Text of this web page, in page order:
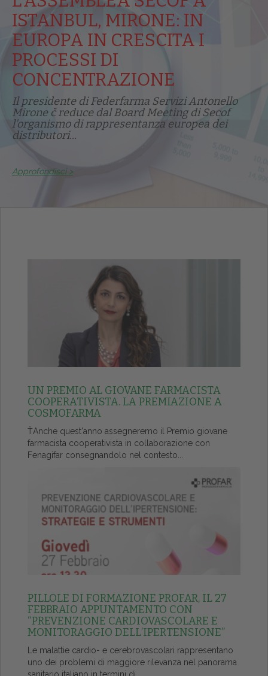
ISTANBUL, MIRONE: IN
EUROPA IN CRESCITA I
PROCESSI DI
CONCENTRAZIONE
Il presidente di Federfarma Servizi Antonello
Mirone č reduce dal Board Meeting di Secof
l'organismo di rappresentanza europea dei
distributori...
Approfondisci >
UN PREMIO AL GIOVANE FARMACISTA
COOPERATIVISTA. LA PREMIAZIONE A
COSMOFARMA
ŤAnche quest'anno assegneremo il Premio giovane
farmacista cooperativista in collaborazione con
Fenagifar consegnandolo nel contesto...
PILLOLE DI FORMAZIONE PROFAR, IL 27
FEBBRAIO APPUNTAMENTO CON
“PREVENZIONE CARDIOVASCOLARE E
MONITORAGGIO DELL’IPERTENSIONE”
Le malattie cardio- e cerebrovascolari rappresentano
uno dei problemi di maggiore rilevanza nel panorama